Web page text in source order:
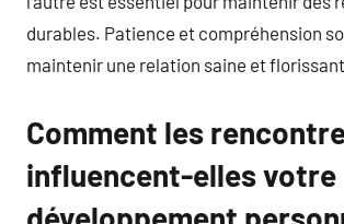
durables. Patience et compréhension
maintenir une relation saine et
Comment les
influencent-elles votre